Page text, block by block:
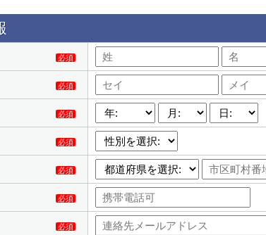
必須
必須
必須
必須
必須
必須
必須